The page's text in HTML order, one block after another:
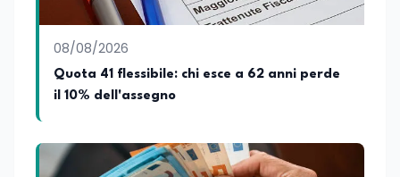
08/08/2026
Quota 41 flessibile: chi esce a 62 anni perde
il 10% dell'assegno